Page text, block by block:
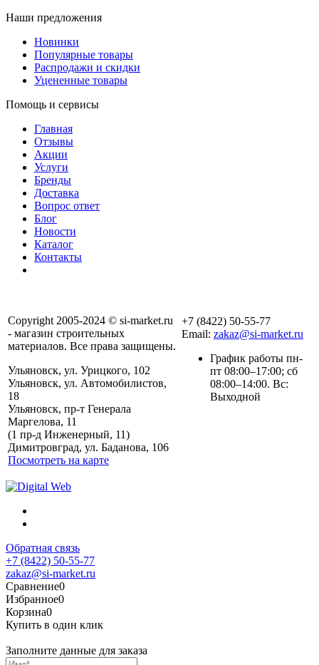
Наши предложения
Новинки
Популярные товары
Распродажи и скидки
Уцененные товары
Помощь и сервисы
Главная
Отзывы
Акции
Услуги
Бренды
Доставка
Вопрос ответ
Блог
Новости
Каталог
Контакты
Copyright 2005-2024 © si-market.ru
- магазин строительных
материалов. Все права защищены.
Ульяновск, ул. Урицкого, 102
Ульяновск, ул. Автомобилистов,
18
Ульяновск, пр-т Генерала
Маргелова, 11
(1 пр-д Инженерный, 11)
Димитровград, ул. Баданова, 106
Посмотреть на карте
+7 (8422) 50-55-77
Email: zakaz@si-market.ru
График работы пн-
пт 08:00–17:00; сб
08:00–14:00. Вс:
Выходной
Обратная связь
+7 (8422) 50-55-77
zakaz@si-market.ru
Сравнение0
Избранное0
Корзина0
Купить в один клик
Заполните данные для заказа